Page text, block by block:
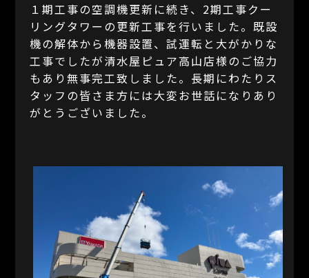
１期工事の空調機更新に続き、2期工事クー
リングタワーの更新工事を行いました。既設
機の解体から機器設置、試運転と大がかりな
工事でしたが清水屋ピュア高山店様のご協力
もあり無事完工致しました。長期にわたりス
タッフの皆さま方には大変お世話になりあり
がとうございました。